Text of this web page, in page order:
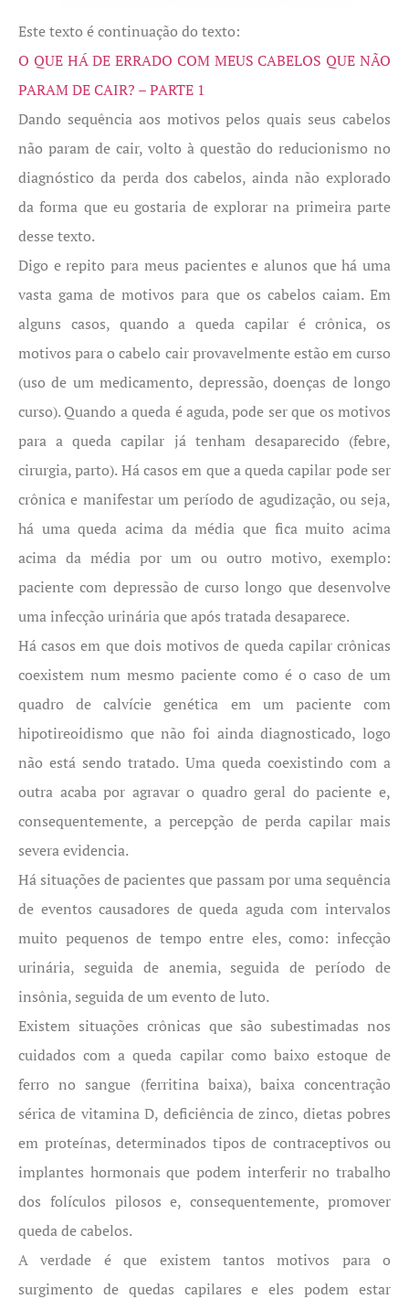
Este texto é continuação do texto:
O QUE HÁ DE ERRADO COM MEUS CABELOS QUE NÃO
PARAM DE CAIR? – PARTE 1
Dando sequência aos motivos pelos quais seus cabelos
não param de cair, volto à questão do reducionismo no
diagnóstico da perda dos cabelos, ainda não explorado
da forma que eu gostaria de explorar na primeira parte
desse texto.
Digo e repito para meus pacientes e alunos que há uma
vasta gama de motivos para que os cabelos caiam. Em
alguns casos, quando a queda capilar é crônica, os
motivos para o cabelo cair provavelmente estão em curso
(uso de um medicamento, depressão, doenças de longo
curso). Quando a queda é aguda, pode ser que os motivos
para a queda capilar já tenham desaparecido (febre,
cirurgia, parto). Há casos em que a queda capilar pode ser
crônica e manifestar um período de agudização, ou seja,
há uma queda acima da média que fica muito acima
acima da média por um ou outro motivo, exemplo:
paciente com depressão de curso longo que desenvolve
uma infecção urinária que após tratada desaparece.
Há casos em que dois motivos de queda capilar crônicas
coexistem num mesmo paciente como é o caso de um
quadro de calvície genética em um paciente com
hipotireoidismo que não foi ainda diagnosticado, logo
não está sendo tratado. Uma queda coexistindo com a
outra acaba por agravar o quadro geral do paciente e,
consequentemente, a percepção de perda capilar mais
severa evidencia.
Há situações de pacientes que passam por uma sequência
de eventos causadores de queda aguda com intervalos
muito pequenos de tempo entre eles, como: infecção
urinária, seguida de anemia, seguida de período de
insônia, seguida de um evento de luto.
Existem situações crônicas que são subestimadas nos
cuidados com a queda capilar como baixo estoque de
ferro no sangue (ferritina baixa), baixa concentração
sérica de vitamina D, deficiência de zinco, dietas pobres
em proteínas, determinados tipos de contraceptivos ou
implantes hormonais que podem interferir no trabalho
dos folículos pilosos e, consequentemente, promover
queda de cabelos.
A verdade é que existem tantos motivos para o
surgimento de quedas capilares e eles podem estar